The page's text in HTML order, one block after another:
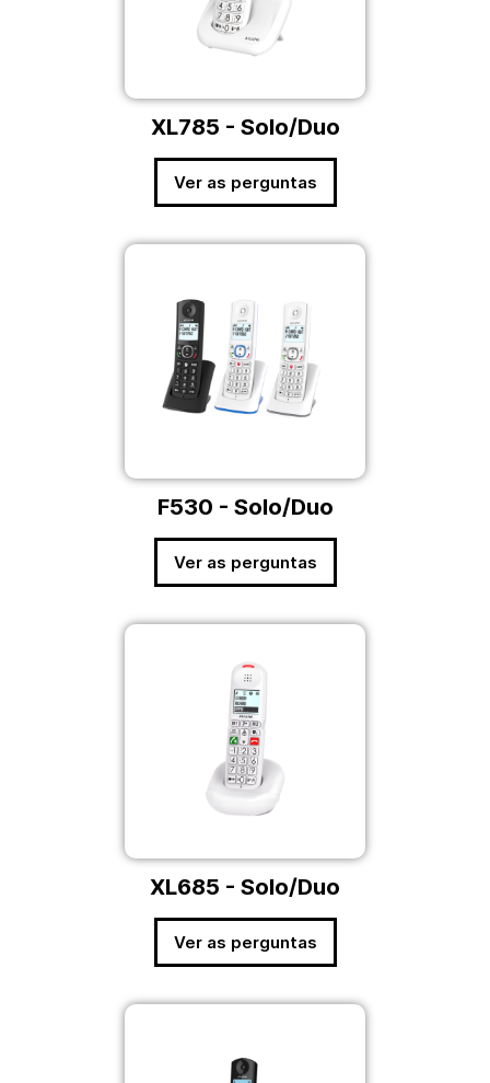
XL785 - Solo/Duo
Ver as perguntas
F530 - Solo/Duo
Ver as perguntas
XL685 - Solo/Duo
Ver as perguntas